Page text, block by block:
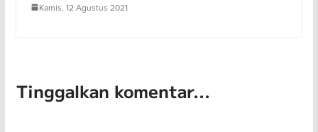
Kamis, 12 Agustus 2021
Tinggalkan komentar...